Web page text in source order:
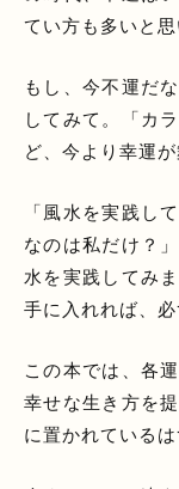
てい方も多いと思
もし、今不運だ
してみて。「カ
ど、今より幸運
「風水を実践し
なのは私だけ？
水を実践してみ
手に入れれば、
この本では、各
幸せな生き方を
に置かれているは